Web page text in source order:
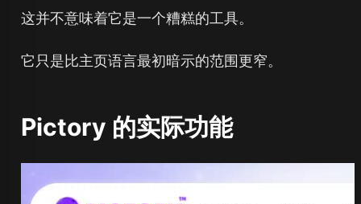
这并不意味着它是一个糟糕的工具。
它只是比主页语言最初暗示的范围更窄。
Pictory 的实际功能